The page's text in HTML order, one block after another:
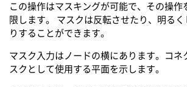
この操作はマスキングが可能で、その操作
限します。 マスクは反転させたり、明る
りすることができます。
マスク入力はノードの横にあります。コネ
スクとして使用する平面を示します。